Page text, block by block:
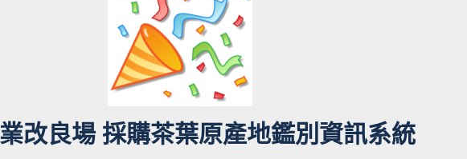
改良場 採購茶葉原產地鑑別資訊系統